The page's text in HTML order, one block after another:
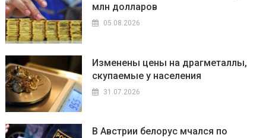
млн долларов
05.08.2026
Изменены цены на драгметаллы,
скупаемые у населения
31.07.2026
В Австрии белорус мчался по